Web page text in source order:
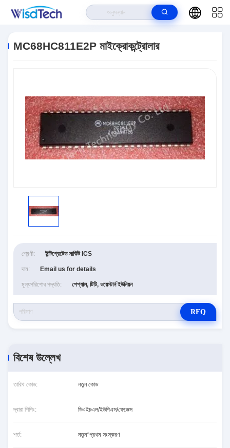
MC68HC811E2P মাইক্রোকন্ট্রোলার
শ্রেণী: ইন্টিগ্রেটেড সার্কিট ICS
দাম: Email us for details
মূল্যপরিশোধ পদ্ধতি: পেপ্যাল, টিটি, ওয়েস্টার্ন ইউনিয়ন
RFQ
বিশেষ উল্লেখ
তারিখ কোড: নতুন কোড
দ্বারা শিপিং: ডিএইচএল/ইউপিএস/ফেডেক্স
শর্ত: নতুন*প্রথম সংস্করণ